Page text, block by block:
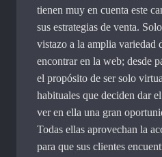
tienen muy en cuenta este
sus estrategias de venta.
vistazo a la amplia variedad
encontrar en la web; desde
el propósito de ser solo
habituales que deciden dar
ver en ella una gran
Todas ellas aprovechan la
para que sus clientes